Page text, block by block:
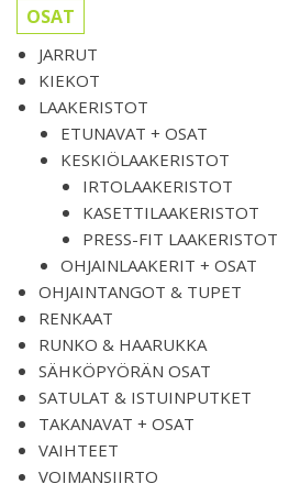
OSAT
JARRUT
KIEKOT
LAAKERISTOT
ETUNAVAT + OSAT
KESKIÖLAAKERISTOT
IRTOLAAKERISTOT
KASETTILAAKERISTOT
PRESS-FIT LAAKERISTOT
OHJAINLAAKERIT + OSAT
OHJAINTANGOT & TUPET
RENKAAT
RUNKO & HAARUKKA
SÄHKÖPYÖRÄN OSAT
SATULAT & ISTUINPUTKET
TAKANAVAT + OSAT
VAIHTEET
VOIMANSIIRTO